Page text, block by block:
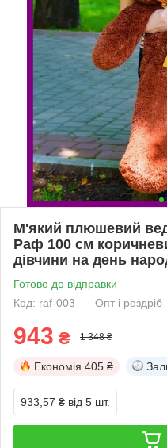
М'який плюшевий
Раф 100 см
дівчини на день
Готово до відправки
Код: raf-003
Опт і роздріб
943 ₴ 1 348 ₴
Економія 405 ₴
933,57 ₴ від 5 шт.